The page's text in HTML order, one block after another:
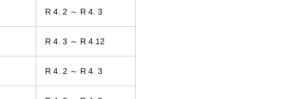
R 4. 2 ～ R 4. 3
R 4. 3 ～ R 4.12
R 4. 2 ～ R 4. 3